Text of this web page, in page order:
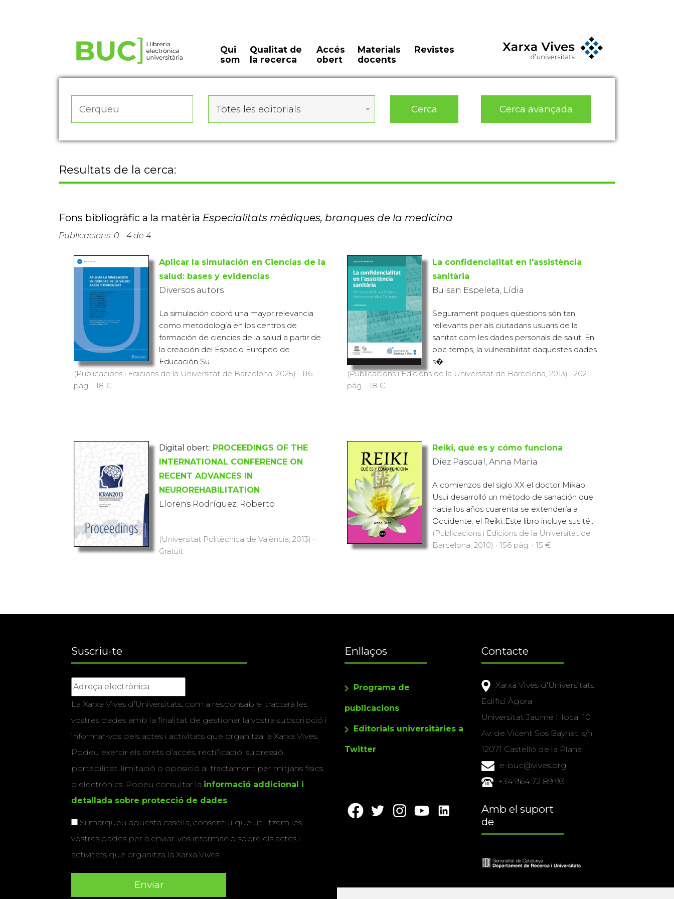
Qui
som
Qualitat de
la recerca
Accés
obert
Materials
docents
Revistes
Totes les editorials Cerca Cerca avançada
Resultats de la cerca:
Fons bibliogràfic a la matèria Especialitats mèdiques, branques de la medicina
Publicacions: 0 - 4 de 4
Aplicar la simulación en Ciencias de la
salud: bases y evidencias
Diversos autors
La simulación cobró una mayor relevancia
como metodología en los centros de
formación de ciencias de la salud a partir de
la creación del Espacio Europeo de
Educación Su...
(Publicacions i Edicions de la Universitat de Barcelona, 2025) · 116
pàg. · 18 €
La confidencialitat en l'assistència
sanitària
Buisan Espeleta, Lídia
Segurament poques qüestions són tan
rellevants per als ciutadans usuaris de la
sanitat com les dades personals de salut. En
poc temps, la vulnerabilitat daquestes dades
s�...
(Publicacions i Edicions de la Universitat de Barcelona, 2013) · 202
pàg. · 18 €
Digital obert: PROCEEDINGS OF THE
INTERNATIONAL CONFERENCE ON
RECENT ADVANCES IN
NEUROREHABILITATION
Llorens Rodríguez, Roberto
(Universitat Politècnica de València, 2013) ·
Gratuït
Reiki, qué es y cómo funciona
Diez Pascual, Anna Maria
A comienzos del siglo XX el doctor Mikao
Usui desarrolló un método de sanación que
hacia los años cuarenta se extendería a
Occidente: el Reiki..Este libro incluye sus té...
(Publicacions i Edicions de la Universitat de
Barcelona, 2010) · 156 pàg. · 15 €
Suscriu-te
La Xarxa Vives d’Universitats, com a responsable, tractarà les
vostres dades amb la finalitat de gestionar la vostra subscripció i
informar-vos dels actes i activitats que organitza la Xarxa Vives.
Podeu exercir els drets d’accés, rectificació, supressió,
portabilitat, limitació o oposició al tractament per mitjans físics
o electrònics. Podeu consultar la informació addicional i
detallada sobre protecció de dades.
Si marqueu aquesta casella, consentiu que utilitzem les
vostres dades per a enviar-vos informació sobre els actes i
activitats que organitza la Xarxa Vives.
Enllaços
Programa de
publicacions
Editorials universitàries a
Twitter
Contacte
Xarxa Vives d'Universitats
Edifici Àgora
Universitat Jaume I, local 10
Av. de Vicent Sos Baynat, s/n
12071 Castelló de la Plana
e-buc@vives.org
+34 964 72 89 93
Amb el suport
de